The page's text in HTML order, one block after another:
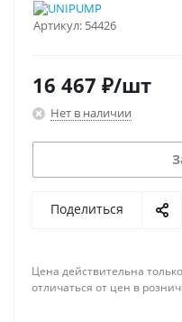
Артикул: 54426
16 467 ₽/шт
Нет в наличии
Поделиться
Цена действительна
отличаться от цен в